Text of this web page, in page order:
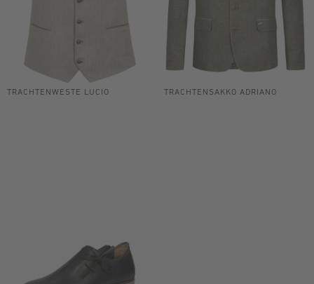
TRACHTENWESTE LUCIO TRACHTENSAKKO ADRIANO